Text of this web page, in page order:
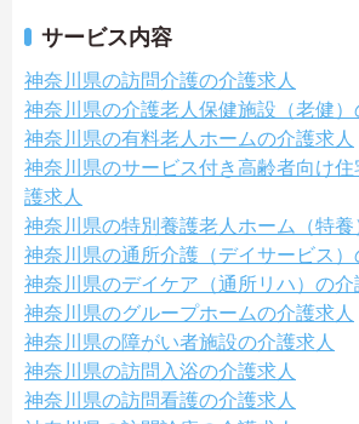
サービス内容
神奈川県の訪問介護の介護求人
神奈川県の介護老人保健施設（老健）
神奈川県の有料老人ホームの介護求人
神奈川県のサービス付き高齢者向け
護求人
神奈川県の特別養護老人ホーム（特養
神奈川県の通所介護（デイサービス）
神奈川県のデイケア（通所リハ）の介
神奈川県のグループホームの介護求人
神奈川県の障がい者施設の介護求人
神奈川県の訪問入浴の介護求人
神奈川県の訪問看護の介護求人